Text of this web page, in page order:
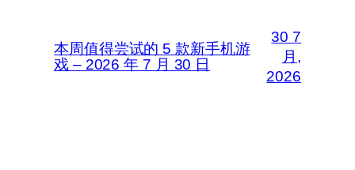
本周值得尝试的 5 款新手机游
戏 – 2026 年 7 月 30 日
30 7
月,
2026